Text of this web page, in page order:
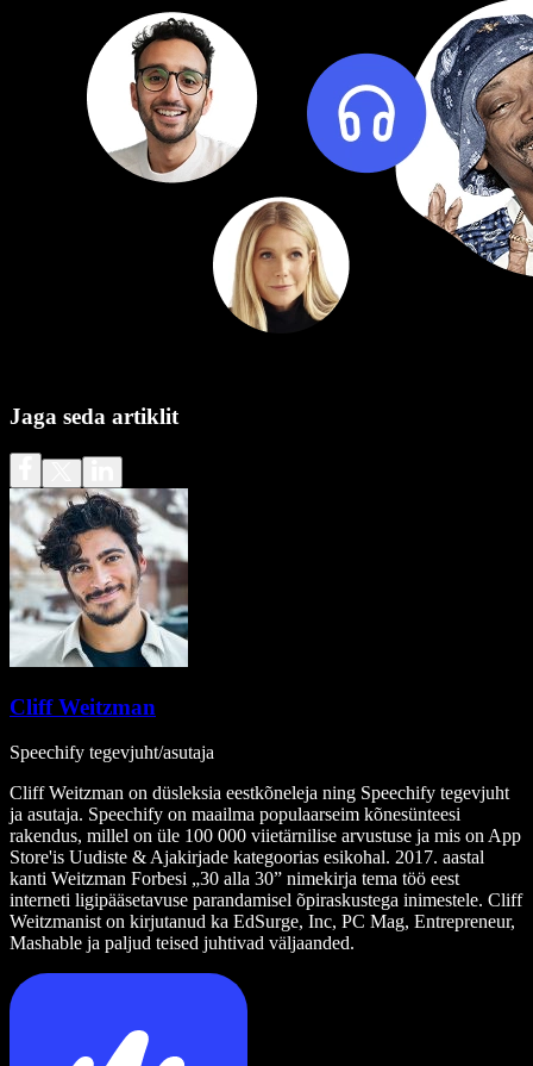
Jaga seda artiklit
Cliff Weitzman
Speechify tegevjuht/asutaja
Cliff Weitzman on düsleksia eestkõneleja ning Speechify tegevjuht
ja asutaja. Speechify on maailma populaarseim kõnesünteesi
rakendus, millel on üle 100 000 viietärnilise arvustuse ja mis on App
Store'is Uudiste & Ajakirjade kategoorias esikohal. 2017. aastal
kanti Weitzman Forbesi „30 alla 30” nimekirja tema töö eest
interneti ligipääsetavuse parandamisel õpiraskustega inimestele. Cliff
Weitzmanist on kirjutanud ka EdSurge, Inc, PC Mag, Entrepreneur,
Mashable ja paljud teised juhtivad väljaanded.